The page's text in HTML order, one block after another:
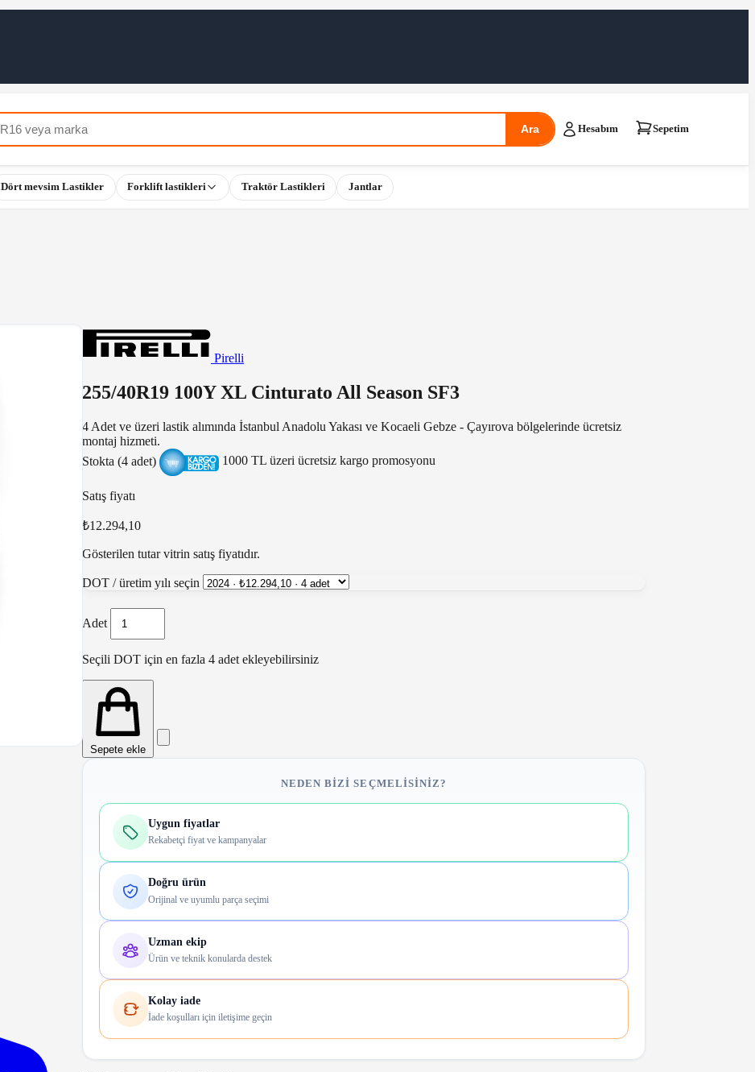
Ara Hesabım Sepetim
Dört mevsim Lastikler Forklift lastikleri Traktör Lastikleri Jantlar
Pirelli
255/40R19 100Y XL Cinturato All Season SF3
4 Adet ve üzeri lastik alımında İstanbul Anadolu Yakası ve Kocaeli Gebze - Çayırova bölgelerinde ücretsiz
montaj hizmeti.
Stokta (4 adet)
1000 TL üzeri ücretsiz kargo promosyonu
Satış fiyatı
₺12.294,10
Gösterilen tutar vitrin satış fiyatıdır.
DOT / üretim yılı seçin
Adet
Seçili DOT için en fazla 4 adet ekleyebilirsiniz
Sepete ekle
NEDEN BIZI SEÇMELISINIZ?
Uygun fiyatlar
Rekabetçi fiyat ve kampanyalar
Doğru ürün
Orijinal ve uyumlu parça seçimi
Uzman ekip
Ürün ve teknik konularda destek
Kolay iade
İade koşulları için iletişime geçin